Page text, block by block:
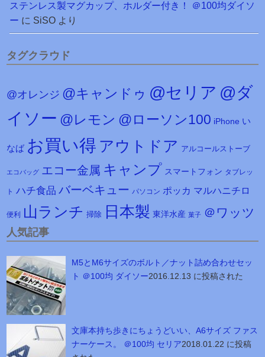
ステンレス製マグカップ、ホルダー付き！ ＠100均ダイソ
ー に SiSO より
タグクラウド
@オレンジ @キャンドゥ @セリア @ダ
イソー @レモン @ローソン100 iPhone い
なば お買い得 アウトドア アルコールストーブ
エコバッグ エコー金属 キャンプ スマートフォン タブレッ
ト ハチ食品 バーベキュー パソコン ポッカ マルハニチロ
便利 山ランチ 掃除 日本製 東洋水産 菓子 ＠ワッツ
人気記事
M5とM6サイズのボルト／ナット詰め合わせセッ
ト ＠100均 ダイソー2016.12.13 に投稿された
文庫本持ち歩きにちょうどいい、A6サイズ ファス
ナーケース。 ＠100均 セリア2018.01.22 に投稿